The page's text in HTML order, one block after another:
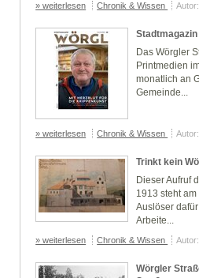
» weiterlesen Chronik & Wissen
Das Wörgler
Printmedien
monatlich an
Gemeinde...
» weiterlesen Chronik & Wissen
Trinkt kein
Dieser Aufruf
1913 steht
Auslöser
Arbeite...
» weiterlesen Chronik & Wissen
Wörgler